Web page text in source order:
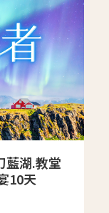
藍湖.教堂
10天